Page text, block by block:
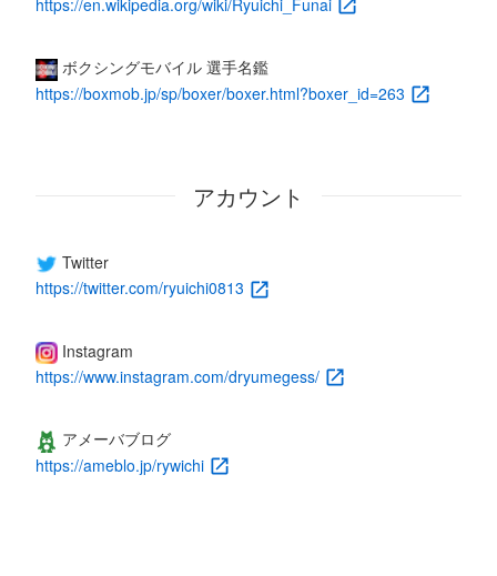
ボクシングモバイル 選手名鑑
https://boxmob.jp/sp/boxer/boxer.html?boxer_id=263
アカウント
Twitter
https://twitter.com/ryuichi0813
Instagram
https://www.instagram.com/dryumegess/
アメーバブログ
https://ameblo.jp/rywichi